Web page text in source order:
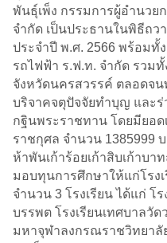
พันธุ์เพ็ง กรรมการผู้อำนว
จำกัด เป็นประธานในพิธีถ
ประจำปี พ.ศ. 2566 พร้อม
รถไฟฟ้า ร.ฟ.ท. จำกัด รวม
จังหวัดนครสวรรค์ ตลอดจ
บริจาคจตุปัจจัยทำบุญ และร่
กฐินพระราชทาน โดยมียอด
ราชกุศล จำนวน 1385999
ห้าพันเก้าร้อยเก้าสิบเก้าบ
มอบทุนการศึกษาให้แก่โรง
จำนวน 3 โรงเรียน ได้แก่ โ
บรรพต โรงเรียนเทศบาลวั
มหาจุฬาลงกรณราชวิทยาลั